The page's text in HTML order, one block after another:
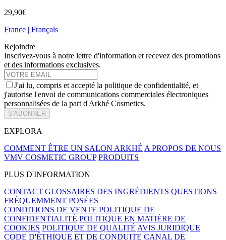
29,90€
France | Français
Rejoindre
Inscrivez-vous à notre lettre d'information et recevez des promotions
et des informations exclusives.
J'ai lu, compris et accepté la politique de confidentialité, et
j'autorise l'envoi de communications commerciales électroniques
personnalisées de la part d'Arkhé Cosmetics.
S'ABONNER
EXPLORA
COMMENT ÊTRE UN SALON ARKHÉ A PROPOS DE NOUS
VMV COSMETIC GROUP PRODUITS
PLUS D'INFORMATION
CONTACT GLOSSAIRES DES INGRÉDIENTS QUESTIONS
FRÉQUEMMENT POSÉES
CONDITIONS DE VENTE POLITIQUE DE
CONFIDENTIALITÉ POLITIQUE EN MATIÈRE DE
COOKIES POLITIQUE DE QUALITÉ AVIS JURIDIQUE
CODE D'ÉTHIQUE ET DE CONDUITE CANAL DE